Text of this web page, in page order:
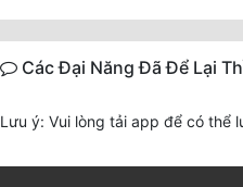
Các Đại Năng Đã Để Lại
Lưu ý: Vui lòng tải app để có thể